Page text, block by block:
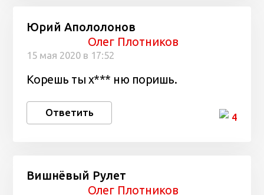
Юрий Апололонов
Олег Плотников
15 мая 2020 в 17:52
Корешь ты х*** ню поришь.
Ответить 4
Вишнёвый Рулет
Олег Плотников